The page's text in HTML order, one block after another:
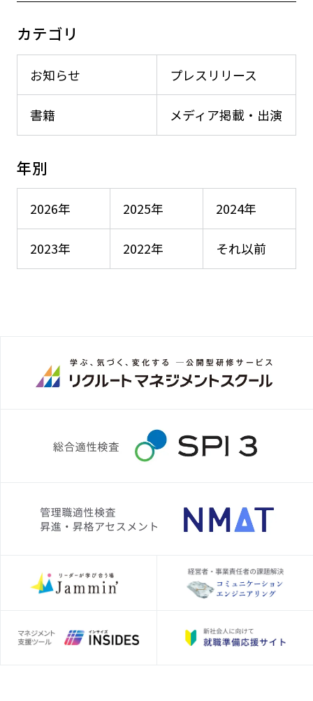
カテゴリ
お知らせ プレスリリース
メディア掲載・出演
書籍
年別
2026年 2025年 2024年
2023年 2022年 それ以前